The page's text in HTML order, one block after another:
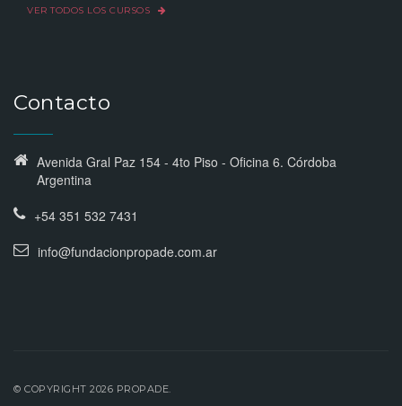
VER TODOS LOS CURSOS
Contacto
Avenida Gral Paz 154 - 4to Piso - Oficina 6. Córdoba
Argentina
+54 351 532 7431
info@fundacionpropade.com.ar
© COPYRIGHT 2026 PROPADE.